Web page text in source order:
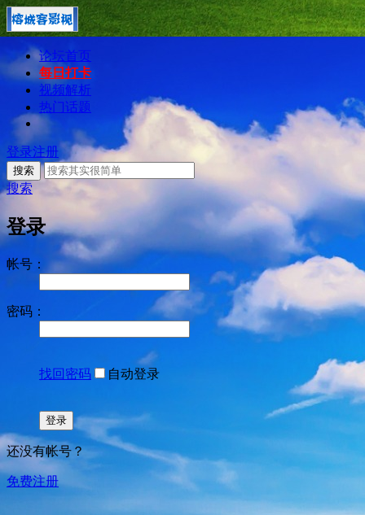
论坛首页
每日打卡
视频解析
热门话题
登录注册
搜索
搜索
登录
帐号：
密码：
找回密码 自动登录
登录
还没有帐号？
免费注册